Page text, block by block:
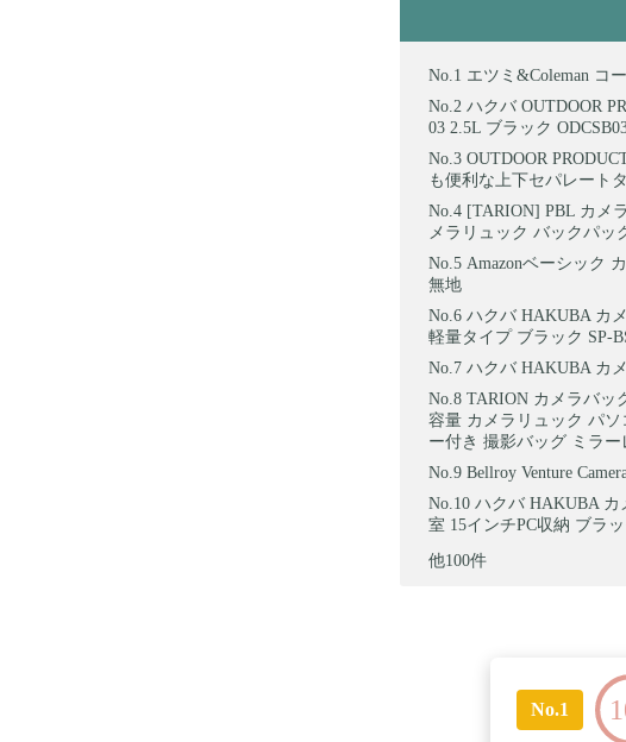
エツミ&Coleman コ
ハクバ OUTDOOR
03 2.5L ブラック
OUTDOOR
も便利な上下セパレート
[TARION] PBL カメ
メラリュック バックパッ
Amazonベーシック
無地
ハクバ HAKUBA カ
軽量タイプ ブラック SP-
ハクバ HAKUBA カ
TARION カメラバッ
容量 カメラリュック パ
ー付き 撮影バッグ ミラ
Bellroy Venture
ハクバ HAKUBA カ
室 15インチPC収納 ブラ
他100件
No.1